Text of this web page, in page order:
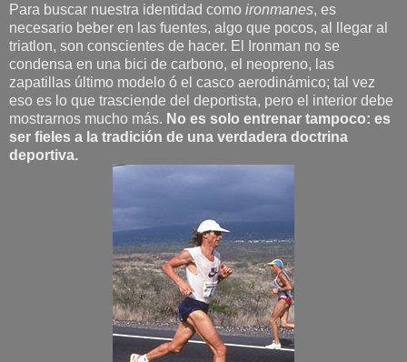
Para buscar nuestra identidad como ironmanes, es
necesario beber en las fuentes, algo que pocos, al llegar al
triatlon, son conscientes de hacer. El Ironman no se
condensa en una bici de carbono, el neopreno, las
zapatillas último modelo ó el casco aerodinámico; tal vez
eso es lo que trasciende del deportista, pero el interior debe
mostrarnos mucho más. No es solo entrenar tampoco: es
ser fieles a la tradición de una verdadera doctrina
deportiva.